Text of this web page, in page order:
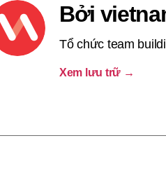
Bởi
Tổ chức team
Xem lưu trữ →